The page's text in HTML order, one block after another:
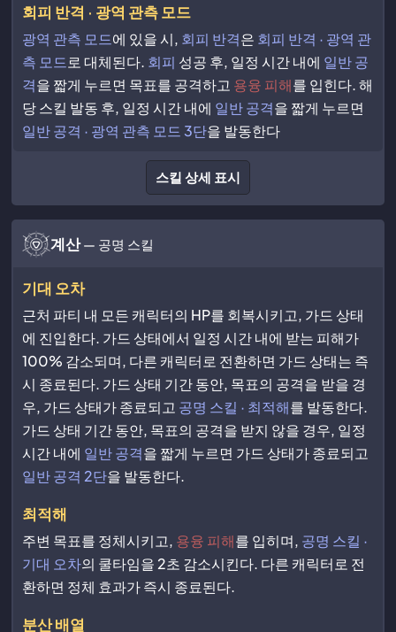
회피 반격 · 광역 관측 모드
광역 관측 모드에 있을 시, 회피 반격은 회피 반격 · 광역 관
측 모드 로 대체된다. 회피 성공 후, 일정 시간 내에 일반 공
격을 짧게 누르면 목표를 공격하고 용융 피해를 입힌다. 해
당 스킬 발동 후, 일정 시간 내에 일반 공격을 짧게 누르면
일반 공격 · 광역 관측 모드 3단을 발동한다
스킬 상세 표시
계산 — 공명 스킬
기대 오차
근처 파티 내 모든 캐릭터의 HP를 회복시키고, 가드 상태
에 진입한다. 가드 상태에서 일정 시간 내에 받는 피해가
100% 감소되며, 다른 캐릭터로 전환하면 가드 상태는 즉
시 종료된다. 가드 상태 기간 동안, 목표의 공격을 받을 경
우, 가드 상태가 종료되고 공명 스킬 · 최적해를 발동한다.
가드 상태 기간 동안, 목표의 공격을 받지 않을 경우, 일정
시간 내에 일반 공격을 짧게 누르면 가드 상태가 종료되고
일반 공격 2단을 발동한다.
최적해
주변 목표를 정체시키고, 용융 피해를 입히며, 공명 스킬 ·
기대 오차의 쿨타임을 2초 감소시킨다. 다른 캐릭터로 전
환하면 정체 효과가 즉시 종료된다.
분산 배열